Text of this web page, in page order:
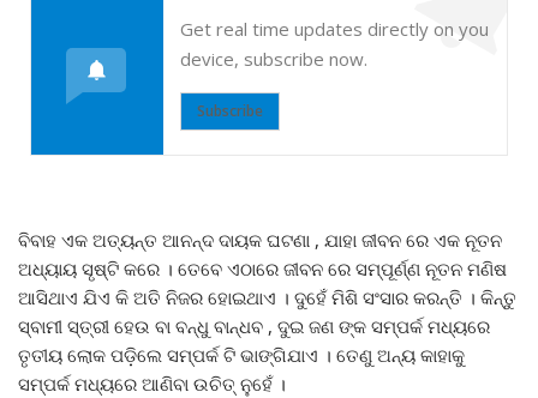
Get real time updates directly on you
device, subscribe now.
Subscribe
ବିବାହ ଏକ ଅତ୍ୟନ୍ତ ଆନନ୍ଦ ଦାୟକ ଘଟଣା , ଯାହା ଜୀବନ ରେ ଏକ ନୂତନ
ଅଧ୍ୟାୟ ସୃଷ୍ଟି କରେ । ତେବେ ଏଠାରେ ଜୀବନ ରେ ସମ୍ପୂର୍ଣ୍ଣ ନୂତନ ମଣିଷ
ଆସିଥାଏ ଯିଏ କି ଅତି ନିଜର ହୋଇଥାଏ । ଦୁହେଁ ମିଶି ସଂସାର କରନ୍ତି । କିନ୍ତୁ
ସ୍ବାମୀ ସ୍ତ୍ରୀ ହେଉ ବା ବନ୍ଧୁ ବାନ୍ଧବ , ଦୁଇ ଜଣ ଙ୍କ ସମ୍ପର୍କ ମଧ୍ୟରେ
ତୃତୀୟ ଲୋକ ପଡ଼ିଲେ ସମ୍ପର୍କ ଟି ଭାଙ୍ଗିଯାଏ । ତେଣୁ ଅନ୍ୟ କାହାକୁ
ସମ୍ପର୍କ ମଧ୍ୟରେ ଆଣିବା ଉଚିତ୍ ନୁହେଁ ।